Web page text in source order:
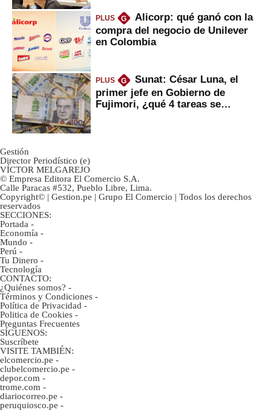
PLUS G
Alicorp: qué ganó con la
compra del negocio de Unilever
en Colombia
PLUS G
Sunat: César Luna, el
primer jefe en Gobierno de
Fujimori, ¿qué 4 tareas se
Gestión
Director Periodístico (e)
VÍCTOR MELGAREJO
© Empresa Editora El Comercio S.A.
Calle Paracas #532, Pueblo Libre, Lima.
Copyright© | Gestion.pe | Grupo El Comercio | Todos los derechos
reservados
SECCIONES:
Portada -
Economía -
Mundo -
Perú -
Tu Dinero -
Tecnología
CONTACTO:
¿Quiénes somos? -
Términos y Condiciones -
Política de Privacidad -
Politica de Cookies -
Preguntas Frecuentes
SÍGUENOS:
Suscríbete
VISITE TAMBIÉN:
elcomercio.pe -
clubelcomercio.pe -
depor.com -
trome.com -
diariocorreo.pe -
peruquiosco.pe -